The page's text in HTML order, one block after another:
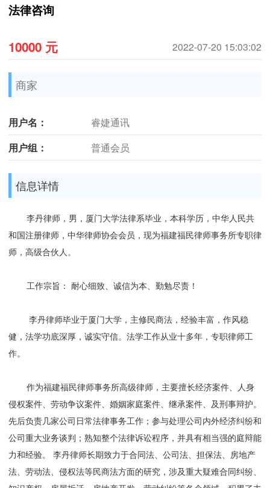
法律咨询
10000 元 2022-07-20 15:03:02
商家
用户名： 睿婕通讯
用户组： 普通会员
信息详情
李丹律师，男，厦门大学法律系毕业，本科学历，中华人民共
和国注册律师，中华律师协会会员，现为福建福民律师事务所专职律
师，高级合伙人。
工作宗旨： 耐心细致、诚信为本、勤勉尽责！
李丹律师毕业于厦门大学，主修民商法，经验丰富，作风稳
健，法学功底深厚，诚实守信。法学工作从业十多年，专职律师工
作。
作为福建福民律师事务所高级律师，主要擅长经济案件、人身
侵权案件、劳动争议案件、婚姻家庭案件、继承案件、及刑事辩护。
先后负责几家公司日常法律事务工作；参与处理公司内外经济纠纷和
公司重大业务谈判；熟知整个法律诉讼程序，并具有相当强的庭辩能
力和经验。 李丹律师长期致力于合同法、公司法、担保法、房地产
法、劳动法、侵权法等民商法方面的研究，涉及重大疑难合同纠纷、